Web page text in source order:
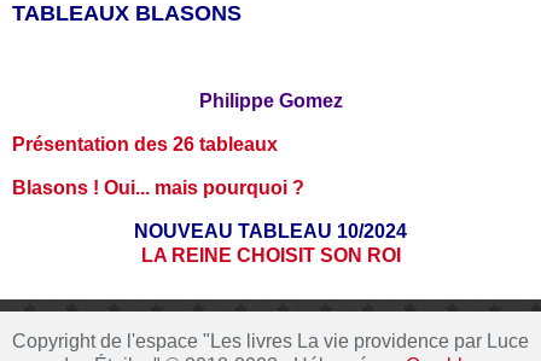
TABLEAUX BLASONS
Philippe Gomez
Présentation des 26 tableaux
Blasons ! Oui... mais pourquoi ?
NOUVEAU TABLEAU 10/2024
LA REINE CHOISIT SON ROI
Copyright de l'espace "Les livres La vie providence par Luce